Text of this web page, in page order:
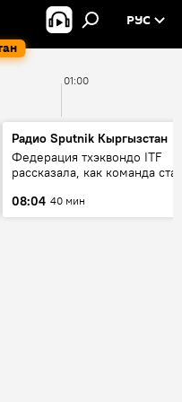
РУС
01:00
Радио Sputnik Кыргызстан
Федерация тхэквондо ITF
рассказала, как команда
08:04 40 мин